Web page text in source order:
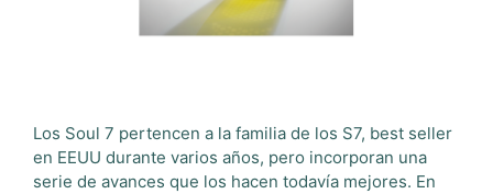
Los Soul 7 pertencen a la familia de los S7, best seller
en EEUU durante varios años, pero incorporan una
serie de avances que los hacen todavía mejores. En